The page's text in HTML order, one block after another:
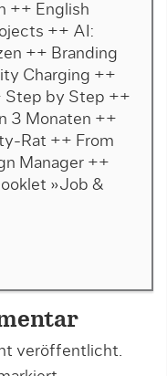
++ English
++ AI:
++ Branding
Charging ++
Step by Step ++
3 Monaten ++
Rat ++ From
Manager ++
»Job &
veröffentlicht.